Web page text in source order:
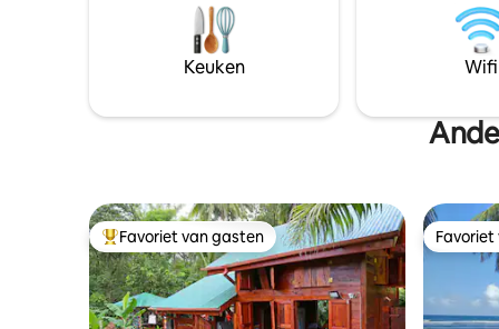
stranden van het eiland. Ervaar een
warme gastvrijheid die is ontworpen
voor rust en verbinding.
kunnen
dieren
moet
Keuken Wifi
Topfavoriet van gasten
Favoriet van gasten